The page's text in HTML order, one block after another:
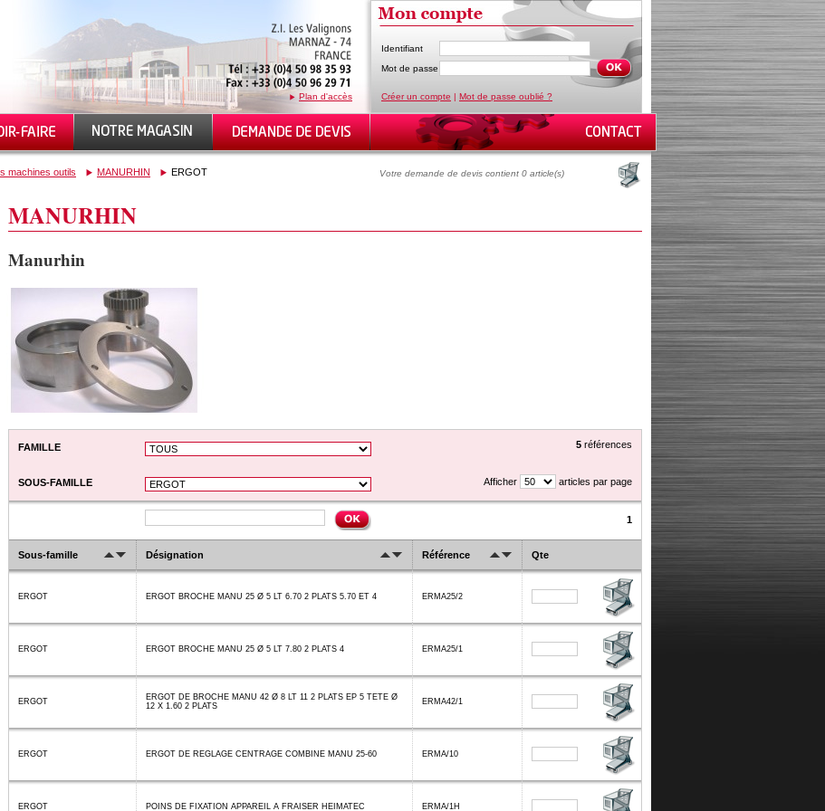
Plan d'accès
Identifiant
Mot de passe
Créer un compte | Mot de passe oublié ?
machines outils MANURHIN ERGOT Votre demande de devis contient 0 article(s)
MANURHIN
Manurhin
FAMILLE 5 références
SOUS-FAMILLE Afficher articles par page
1
Sous-famille Désignation Référence Qte
ERGOT ERGOT BROCHE MANU 25 Ø 5 LT 6.70 2 PLATS 5.70 ET 4 ERMA25/2
ERGOT ERGOT BROCHE MANU 25 Ø 5 LT 7.80 2 PLATS 4 ERMA25/1
ERGOT
ERGOT DE BROCHE MANU 42 Ø 8 LT 11 2 PLATS EP 5 TETE Ø
12 X 1.60 2 PLATS
ERMA42/1
ERGOT ERGOT DE REGLAGE CENTRAGE COMBINE MANU 25-60 ERMA/10
ERGOT POINS DE FIXATION APPAREIL A FRAISER HEIMATEC ERMA/1H